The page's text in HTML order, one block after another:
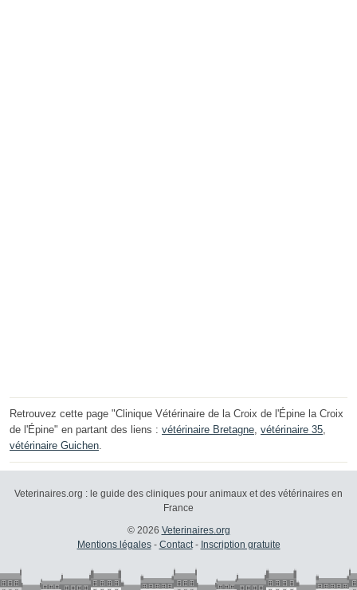
Retrouvez cette page "Clinique Vétérinaire de la Croix de l'Épine la Croix
de l'Épine" en partant des liens : vétérinaire Bretagne, vétérinaire 35,
vétérinaire Guichen.
Veterinaires.org : le guide des cliniques pour animaux et des vétérinaires en
France
© 2026 Veterinaires.org
Mentions légales- Contact- Inscription gratuite